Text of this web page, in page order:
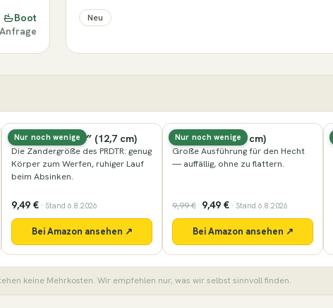
Boot
Neu
Nur noch wenige
Nays VNM (16,5 cm)
Große Ausführung für den Hecht
— auffällig, ohne zu flattern.
9,99 € 9,49 €· Stand 6.8.2026
Bei Amazon ansehen ↗
Nur noch wenige
Lieblingsköder Captain (15
cm)
Große Ausführung für Hecht und
7,99 € · Stand 6.8.2026
Bei Amazon ansehen ↗
keine Mehrkosten. Wir empfehlen nur, was wir selbst sinnvoll finden.